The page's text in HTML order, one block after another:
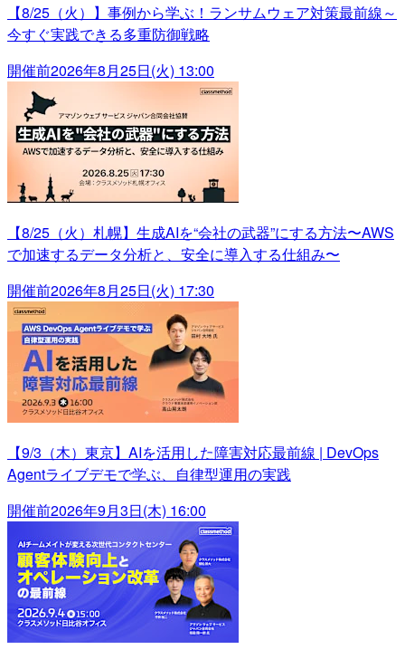
【8/25（火）】事例から学ぶ！ランサムウェア対策最前線～
今すぐ実践できる多重防御戦略
開催前2026年8月25日(火) 13:00
【8/25（火）札幌】生成AIを“会社の武器”にする方法〜AWS
で加速するデータ分析と、安全に導入する仕組み〜
開催前2026年8月25日(火) 17:30
【9/3（木）東京】AIを活用した障害対応最前線 | DevOps
Agentライブデモで学ぶ、自律型運用の実践
開催前2026年9月3日(木) 16:00